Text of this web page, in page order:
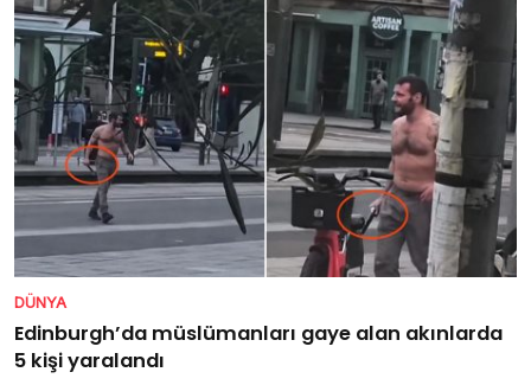
DÜNYA
Edinburgh’da müslümanları gaye alan akınlarda
5 kişi yaralandı